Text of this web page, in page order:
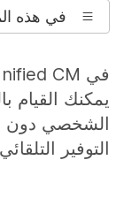
في هذه
يمكنك القيام
الشخصي دون
التوفير